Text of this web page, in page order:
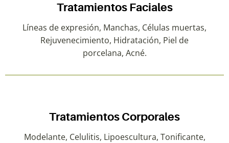
Tratamientos Faciales
Líneas de expresión, Manchas, Células muertas,
Rejuvenecimiento, Hidratación, Piel de
porcelana, Acné.
Tratamientos Corporales
Modelante, Celulitis, Lipoescultura, Tonificante,